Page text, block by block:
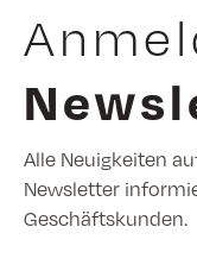
Alle Neuigkeiten
Newsletter
Geschäftskunden.